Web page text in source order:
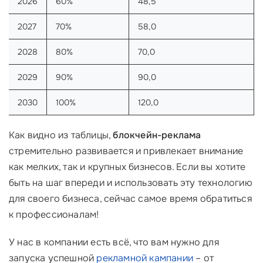
2027 70% 58,0
2028 80% 70,0
2029 90% 90,0
2030 100% 120,0
Как видно из таблицы,блокчейн-реклама
стремительно развивается и привлекает внимание
как мелких, так и крупных бизнесов. Если вы хотите
быть на шаг впереди и использовать эту технологию
для своего бизнеса, сейчас самое время обратиться
к профессионалам!
У нас в компании есть всё, что вам нужно для
запуска успешной рекламной кампании – от